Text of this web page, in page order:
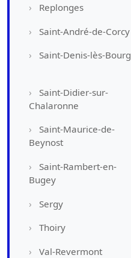
Replonges
Saint-André-de-Corcy
Saint-Denis-lès-Bourg
Saint-Didier-sur-
Chalaronne
Saint-Maurice-de-
Beynost
Saint-Rambert-en-
Bugey
Sergy
Thoiry
Val-Revermont